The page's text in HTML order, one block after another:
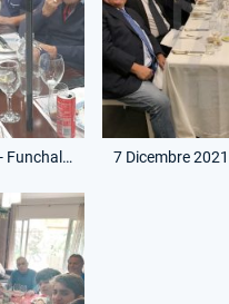
30 Ottobre 2021 - Funchal - Pranzo con Vincenzo D'Amico